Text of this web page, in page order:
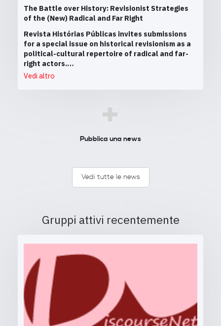
The Battle over History: Revisionist Strategies
of the (New) Radical and Far Right
Revista Histórias Públicas invites submissions
for a special issue on historical revisionism as a
political-cultural repertoire of radical and far-
right actors.…
Vedi altro
+
Pubblica una news
Vedi tutte le news
Gruppi attivi recentemente